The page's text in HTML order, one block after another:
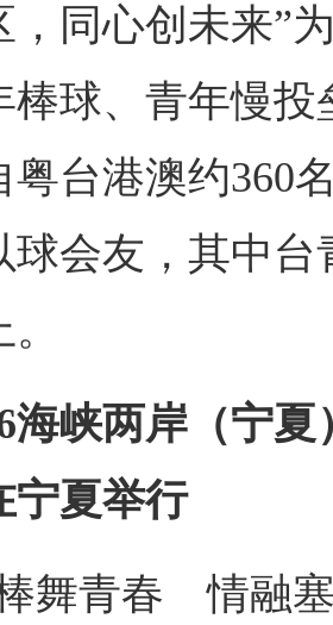
，同心创未来”
棒球、青年慢
粤台港澳约360
球会友，其中
海峡两岸（宁
宁夏举行
舞青春 情融塞